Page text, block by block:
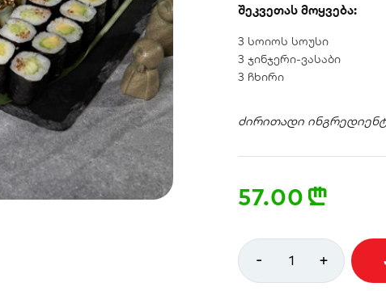
შეკვეთას მოყვება:
3 სოიოს სოუსი
3 ჯინჯერი-ვასაბი
3 ჩხირი
ძირითადი
57.00 n
- 1 +